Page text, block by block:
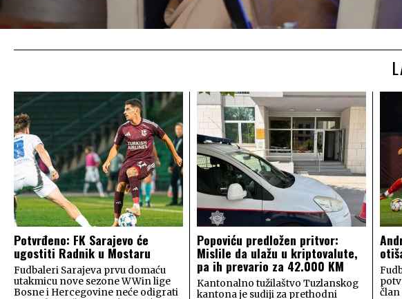
Potvrđeno: FK Sarajevo će
ugostiti Radnik u Mostaru
Fudbaleri Sarajeva prvu domaću
utakmicu nove sezone WWin lige
Bosne i Hercegovine neće odigrati
Popoviću predložen pritvor:
Mislile da ulažu u kriptovalute,
pa ih prevario za 42.000 KM
Kantonalno tužilaštvo Tuzlanskog
kantona je sudiji za prethodni
član